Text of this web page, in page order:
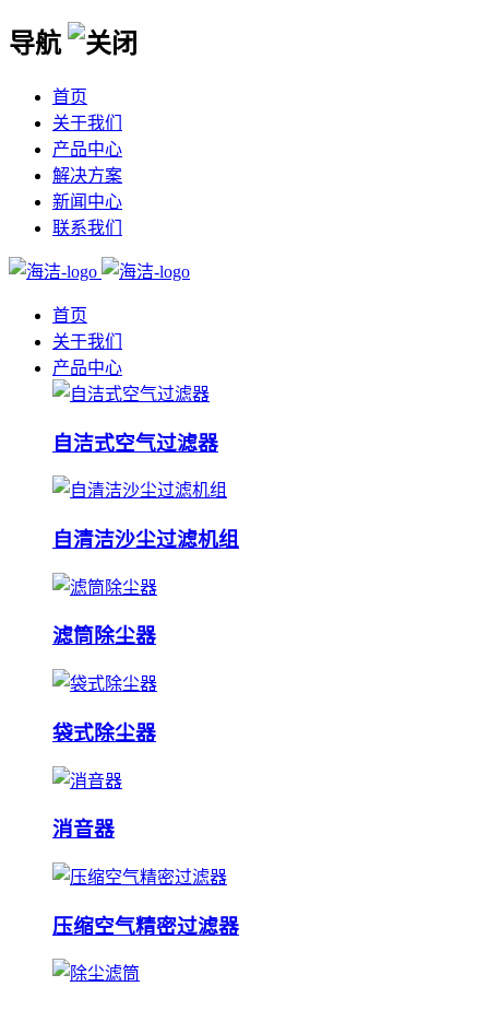
导航
首页
关于我们
产品中心
解决方案
新闻中心
联系我们
首页
关于我们
产品中心
自洁式空气过滤器
自清洁沙尘过滤机组
滤筒除尘器
袋式除尘器
消音器
压缩空气精密过滤器